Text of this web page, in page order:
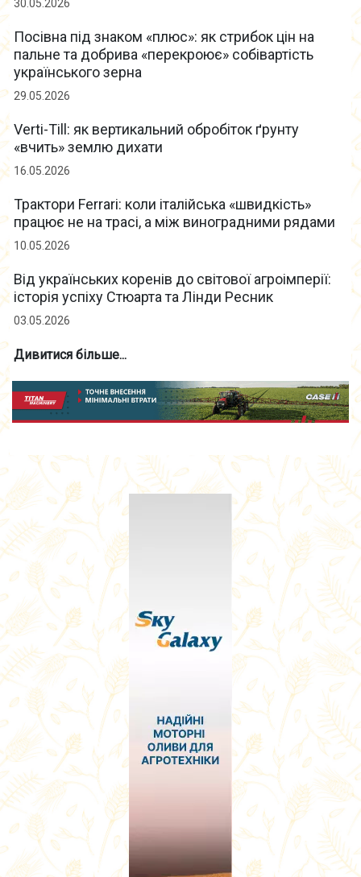
30.05.2026
Посівна під знаком «плюс»: як стрибок цін на
пальне та добрива «перекроює» собівартість
українського зерна
29.05.2026
Verti-Till: як вертикальний обробіток ґрунту
«вчить» землю дихати
16.05.2026
Трактори Ferrari: коли італійська «швидкість»
працює не на трасі, а між виноградними рядами
10.05.2026
Від українських коренів до світової агроімперії:
історія успіху Стюарта та Лінди Ресник
03.05.2026
Дивитися більше...